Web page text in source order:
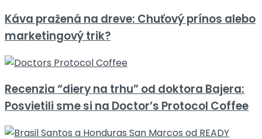
Káva pražená na dreve: Chuťový prínos alebo
marketingový trik?
Recenzia “diery na trhu” od doktora Bajera:
Posvietili sme si na Doctor’s Protocol Coffee